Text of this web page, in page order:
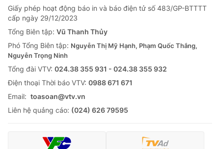
Giấy phép hoạt động báo in và báo điện tử số 483/GP-BTTTT
cấp ngày 29/12/2023
Tổng Biên tập: Vũ Thanh Thủy
Phó Tổng Biên tập: Nguyễn Thị Mỹ Hạnh, Phạm Quốc Thắng,
Nguyễn Trọng Ninh
Tổng đài VTV: 024.38 355 931 - 024.38 355 932
Ðiện thoại Thời báo VTV: 0988 671 671
Email: toasoan@vtv.vn
Liên hệ quảng cáo: (024) 626 79595